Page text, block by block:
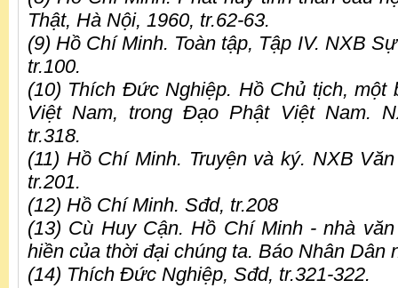
Thật, Hà Nội, 1960, tr.62-63.
(9) Hồ Chí Minh. Toàn tập, Tập IV. NXB
tr.100.
(10) Thích Đức Nghiệp. Hồ Chủ tịch, một
Việt Nam, trong Đạo Phật Việt Nam.
tr.318.
(11) Hồ Chí Minh. Truyện và ký. NXB
tr.201.
(12) Hồ Chí Minh. Sđd, tr.208
(13) Cù Huy Cận. Hồ Chí Minh - nhà
hiền của thời đại chúng ta. Báo Nhân Dân
(14) Thích Đức Nghiệp, Sđd, tr.321-322.